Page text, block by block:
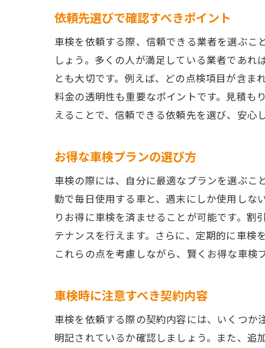
依頼先選びで確認すべきポイント
車検を依頼する際、信頼できる業者を選ぶこ
しょう。多くの人が満足している業者であ
とも大切です。例えば、どの点検項目が含ま
料金の透明性も重要なポイントです。見積も
えることで、信頼できる依頼先を選び、安心
お得な車検プランの選び方
車検の際には、自分に最適なプランを選ぶこ
勤で毎日使用する車と、週末にしか使用しな
りお得に車検を済ませることが可能です。
テナンスを行えます。さらに、定期的に車検
これらの点を考慮しながら、賢くお得な車検
車検時に注意すべき契約内容
車検を依頼する際の契約内容には、いくつか
明記されているか確認しましょう。また、追